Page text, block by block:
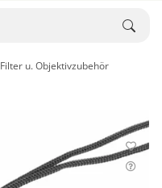
Filter u. Objektivzubehör